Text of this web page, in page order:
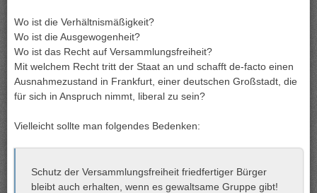
Wo ist die Verhältnismäßigkeit?
Wo ist die Ausgewogenheit?
Wo ist das Recht auf Versammlungsfreiheit?
Mit welchem Recht tritt der Staat an und schafft de-facto einen
Ausnahmezustand in Frankfurt, einer deutschen Großstadt, die
für sich in Anspruch nimmt, liberal zu sein?
Vielleicht sollte man folgendes Bedenken:
Schutz der Versammlungsfreiheit friedfertiger Bürger
bleibt auch erhalten, wenn es gewaltsame Gruppe gibt!